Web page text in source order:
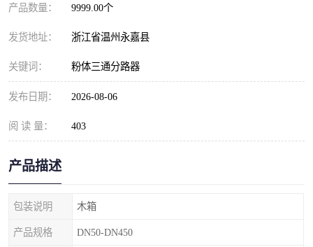
产品数量： 9999.00个
发货地址： 浙江省温州永嘉县
关键词： 粉体三通分路器
发布日期： 2026-08-06
阅 读 量： 403
产品描述
包装说明 木箱
产品规格 DN50-DN450